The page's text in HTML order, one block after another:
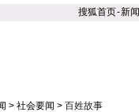
搜狐首页-新闻
> 社会要闻 > 百姓故事